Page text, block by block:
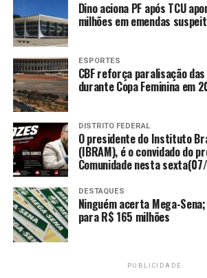
operações suspeitas, podendo
houver indícios concretos de
As alterações integram um pacote de
Pix, que tem como foco tornar o
sem abrir mão da praticidade. Para os
expectativa é de maior tranquilidade
com mecanismos mais ágeis de
possíveis golpes.
PRÓXIMO
Avaliação dos restaurantes
satisfeita no DF
Carnaval de rua do DF terá 76 blocos
Dino aciona PF após TCU
milhões em emendas
ESPORTES
CBF reforça paralisação
durante Copa Feminina em
DISTRITO FEDERAL
O presidente do Instituto
(IBRAM), é o convidado do
Comunidade nesta
DESTAQUES
Ninguém acerta Mega-
para R$ 165 milhões
PUBLICIDADE